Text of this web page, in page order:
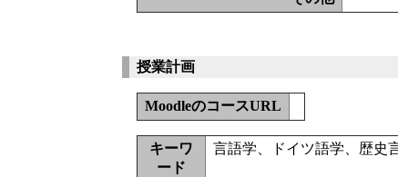
授業計画
MoodleのコースURL
キーワ
ード
言語学、ドイツ語学、歴史